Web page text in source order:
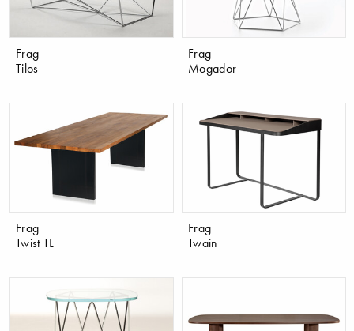
Frag
Tilos
Frag
Mogador
Frag
Twist TL
Frag
Twain